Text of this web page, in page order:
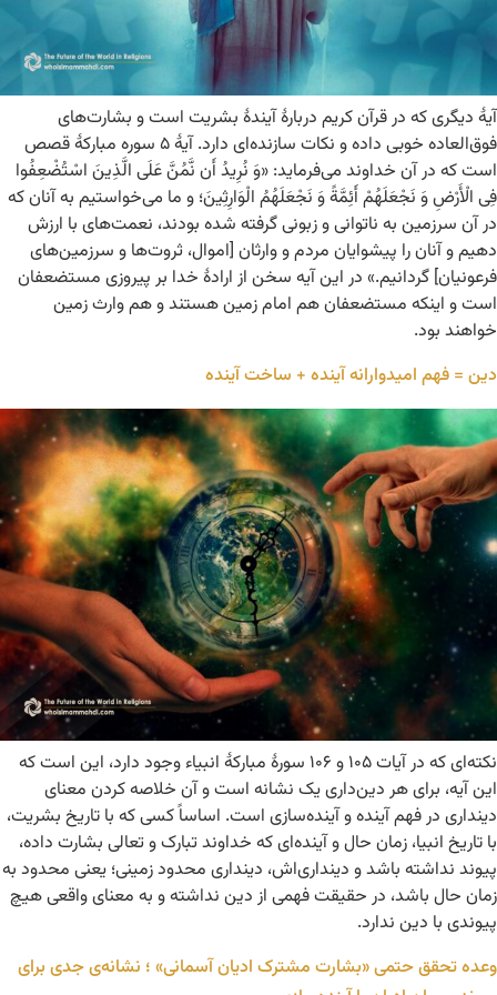
آیۀ دیگری که در قرآن کریم دربارۀ آیندۀ بشریت است و بشارت‌های
فوق‌العاده خوبی داده و نکات سازنده‌ای دارد. آیۀ ۵ سوره‌ مبارکۀ قصص
است که در آن خداوند می‌فرماید: «وَ نُرِیدُ أَن نَّمُنَّ عَلَی الَّذِینَ اسْتُضْعِفُوا
فِی الْأَرْضِ وَ نَجْعَلَهُمْ أَئِمَّةً وَ نَجْعَلَهُمُ الْوَارِثِینَ؛ و ما می‌خواستیم به آنان که
در آن سرزمین به ناتوانی و زبونی گرفته شده بودند، نعمت‌های با ارزش
دهیم و آنان را پیشوایان مردم و وارثان [اموال، ثروت‌ها و سرزمین‌های
فرعونیان] گردانیم.» در این آیه سخن از ارادۀ خدا بر پیروزی مستضعفان
است و اینکه مستضعفان هم امام زمین هستند و هم وارث زمین
خواهند بود.
دین = فهم امیدوارانه آینده + ساخت آینده
نکته‌ای که در آیات ۱۰۵ و ۱۰۶ سورۀ مبارکۀ انبیاء وجود دارد، این است که
این آیه، برای هر دین‌داری یک نشانه است و آن خلاصه کردن معنای
دینداری در فهم آینده و آینده‌سازی است. اساساً کسی که با تاریخ بشریت،
با تاریخ انبیا، زمان حال و آینده‌ای که خداوند تبارک و تعالی بشارت داده،
پیوند نداشته باشد و دینداری‌اش، دینداری محدود زمینی؛ یعنی محدود به
زمان حال باشد، در حقیقت فهمی از دین نداشته و به معنای واقعی هیچ
پیوندی با دین ندارد.
وعده تحقق حتمی «بشارت مشترک ادیان آسمانی» ؛ نشانه‌ی جدی برای